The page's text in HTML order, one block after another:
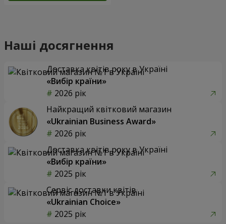
Наші досягнення
Доставка квітів року в Україні
«Вибір країни»
2026 рік
Найкращий квітковий магазин
«Ukrainian Business Award»
2026 рік
Доставка квітів року в Україні
«Вибір країни»
2025 рік
Сервіс доставки квітів
«Ukrainian Choice»
2025 рік